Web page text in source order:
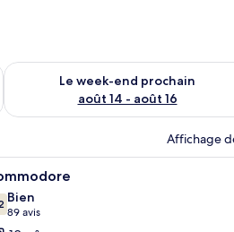
août 7 - août 9
Le week-end prochain
août 14 - août 16
Vérifier la disponibilité pour le
Affichage
intégré avec des vêtements suspendus.
lits superposés, un bureau avec un
Une
4
sur 10
Bien
89 avis
(89 avis)